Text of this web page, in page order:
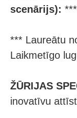
scenārijs):
*** Laureātu
Laikmetīgo
ŽŪRIJAS
inovatīvu